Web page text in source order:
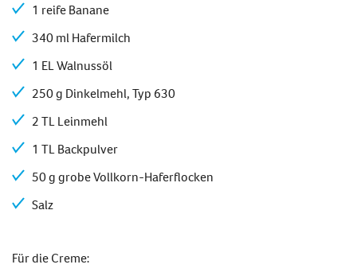
1 reife Banane
340 ml Hafermilch
1 EL Walnussöl
250 g Dinkelmehl, Typ 630
2 TL Leinmehl
1 TL Backpulver
50 g grobe Vollkorn-Haferflocken
Salz
Für die Creme: